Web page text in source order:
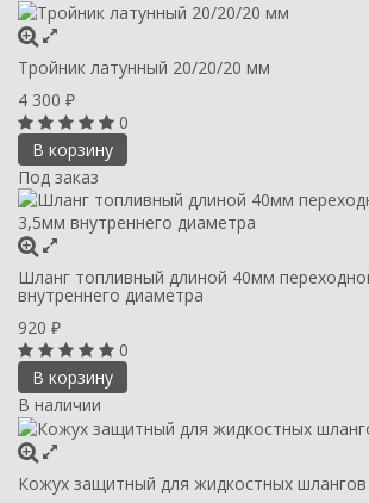
Тройник латунный 20/20/20 мм
4 300 ₽
0
В корзину
Под заказ
Шланг топливный длиной 40мм
внутреннего диаметра
920 ₽
0
В корзину
В наличии
Кожух защитный для жидкостных шлангов